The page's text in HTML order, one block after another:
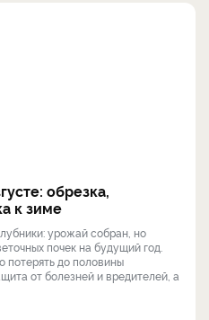
обрезка,
к зиме
урожай собран, но
почек на будущий год.
потерять до половины
от болезней и вредителей, а